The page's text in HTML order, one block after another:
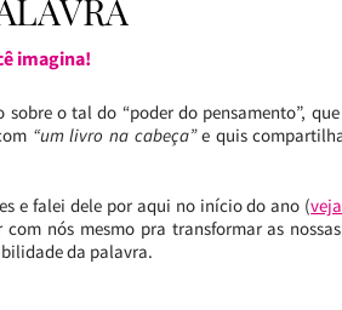
imagina!
o tal do “poder do pensamento”,
“um livro na cabeça”e quis
e falei dele por aqui no início do ano (
nós mesmo pra transformar as
da palavra.